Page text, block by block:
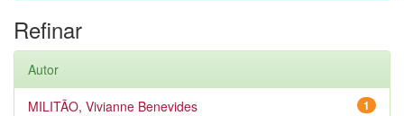
Refinar
Autor
1
MILITÃO, Vivianne Benevides